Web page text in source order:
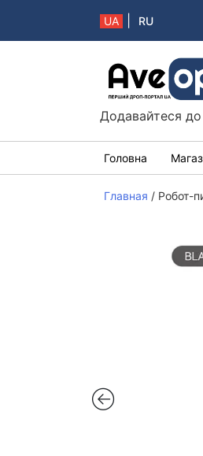
UA RU
Aveopt – оптова
Додавайтеся
Головна
Главная / Робот-